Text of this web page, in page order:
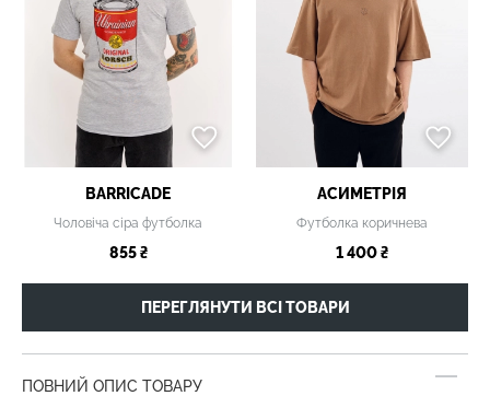
BARRICADE
Чоловіча сіра футболка
855 ₴
АСИМЕТРІЯ
Футболка коричнева
1 400 ₴
ПЕРЕГЛЯНУТИ ВСІ ТОВАРИ
ПОВНИЙ ОПИС ТОВАРУ